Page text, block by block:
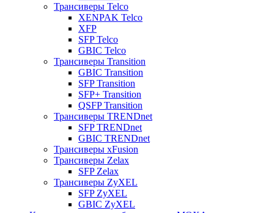
Трансиверы Telco
XENPAK Telco
XFP
SFP Telco
GBIC Telco
Трансиверы Transition
GBIC Transition
SFP Transition
SFP+ Transition
QSFP Transition
Трансиверы TRENDnet
SFP TRENDnet
GBIC TRENDnet
Трансиверы xFusion
Трансиверы Zelax
SFP Zelax
Трансиверы ZyXEL
SFP ZyXEL
GBIC ZyXEL